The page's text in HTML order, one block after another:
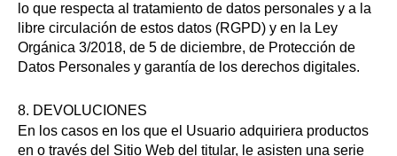
lo que respecta al tratamiento de datos personales y a la
libre circulación de estos datos (RGPD) y en la Ley
Orgánica 3/2018, de 5 de diciembre, de Protección de
Datos Personales y garantía de los derechos digitales.
8. DEVOLUCIONES
En los casos en los que el Usuario adquiriera productos
en o través del Sitio Web del titular, le asisten una serie